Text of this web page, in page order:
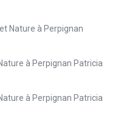
Nature à Perpignan
à Perpignan Patricia
à Perpignan Patricia